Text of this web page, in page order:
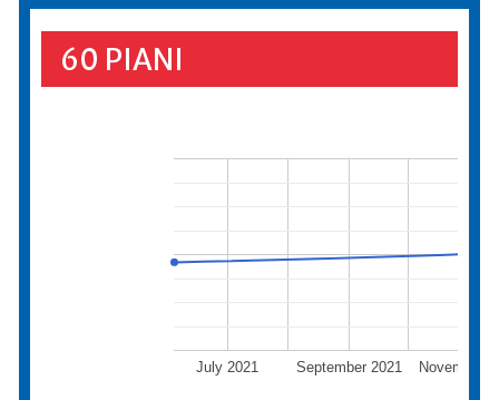
60 PIANI
July 2021 September 2021 November